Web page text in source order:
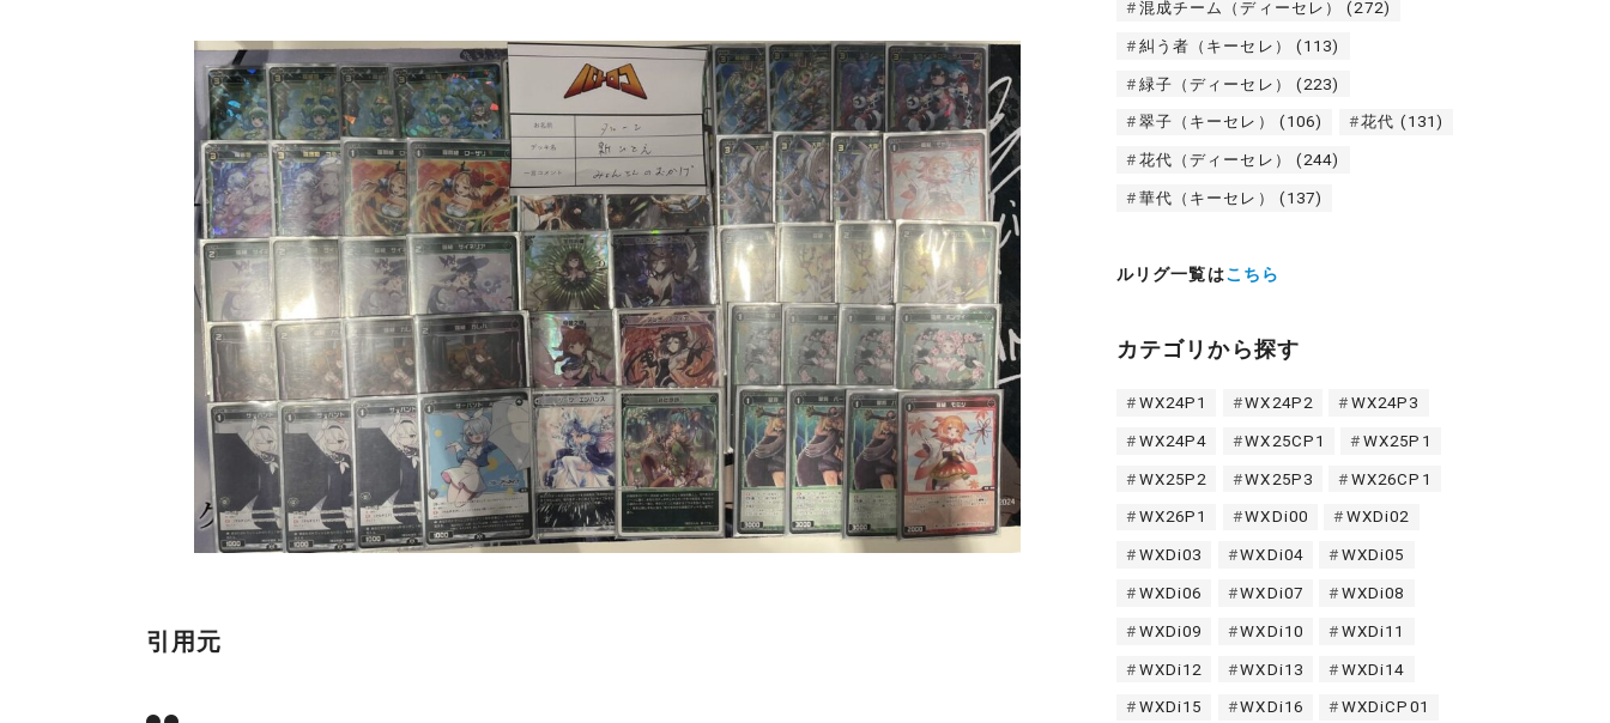
引用元
混成チーム（ディーセレ） (272)
糾う者（キーセレ） (113)
緑子（ディーセレ） (223)
翠子（キーセレ） (106) 花代 (131)
花代（ディーセレ） (244)
華代（キーセレ） (137)
ルリグ一覧はこちら
カテゴリから探す
WX24P1 WX24P2 WX24P3
WX24P4 WX25CP1 WX25P1
WX25P2 WX25P3 WX26CP1
WX26P1 WXDi00 WXDi02
WXDi03 WXDi04 WXDi05
WXDi06 WXDi07 WXDi08
WXDi09 WXDi10 WXDi11
WXDi12 WXDi13 WXDi14
WXDi15 WXDi16 WXDiCP01